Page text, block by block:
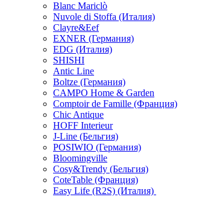
Blanc Mariclò
Nuvole di Stoffa (Италия)
Clayre&Eef
EXNER (Германия)
EDG (Италия)
SHISHI
Antic Line
Boltze (Германия)
CAMPO Home & Garden
Comptoir de Famille (Франция)
Chic Antique
HOFF Interieur
J-Line (Бельгия)
POSIWIO (Германия)
Bloomingville
Cosy&Trendy (Бельгия)
CoteTable (Франция)
Easy Life (R2S) (Италия)